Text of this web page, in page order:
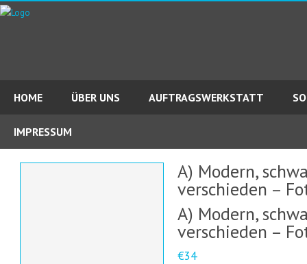
HOME ÜBER UNS AUFTRAGSWERKSTATT
IMPRESSUM
A) Modern,
verschieden –
A) Modern,
verschieden –
€34